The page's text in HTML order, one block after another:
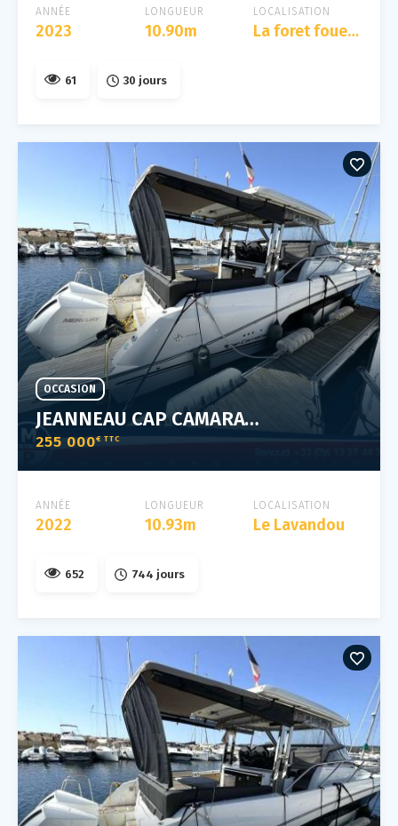
ANNÉE
2023
LONGUEUR
10.90m
LOCALISATION
La foret fouesnant
61 30 jours
JEANNEAU CAP CAMARAT 10.5 WA
255 000€ TTC
OCCASION
ANNÉE
2022
LONGUEUR
10.93m
LOCALISATION
Le Lavandou
652 744 jours